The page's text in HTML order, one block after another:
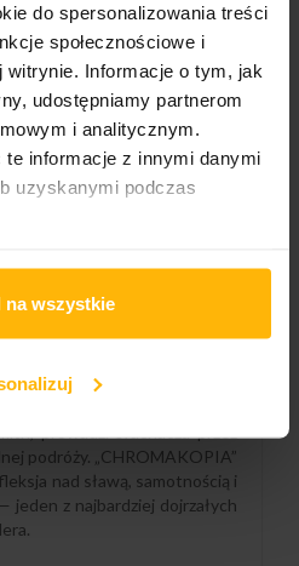
do spersonalizowania treści
społecznościowe i
Informacje o tym, jak
udostępniamy partnerom
i analitycznym.
te informacje z innymi danymi
uzyskanymi podczas
na wszystkie
PRODUKTU
emocji i introspekcji album
i własnej twórczości. W
soul, jazz i psychodeliczne
opowieść o
Daniel Caesar, Lil Wayne,
prowadzi słuchacza przez
podróży. „CHROMAKOPIA”
nad sławą, samotnością i
jeden z najbardziej dojrzałych